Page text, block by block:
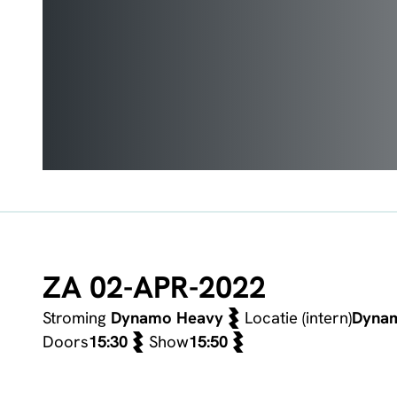
ZA 02-APR-2022
Stroming Dynamo Heavy Locatie (intern)
Doors15:30 Show15:50